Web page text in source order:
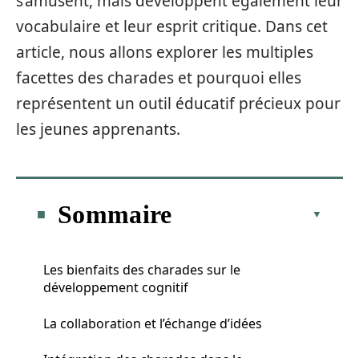
vocabulaire et leur esprit critique. Dans cet
article, nous allons explorer les multiples
facettes des charades et pourquoi elles
représentent un outil éducatif précieux pour
les jeunes apprenants.
Sommaire
Les bienfaits des charades sur le
développement cognitif
La collaboration et l’échange d’idées